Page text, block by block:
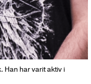
Han har varit aktiv i